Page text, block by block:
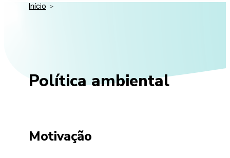
Media Kit
Perguntas Frequentes
Eventos
Início >
Política ambiental
Motivação